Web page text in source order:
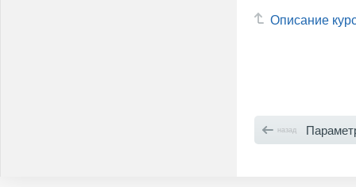
Описание
назад